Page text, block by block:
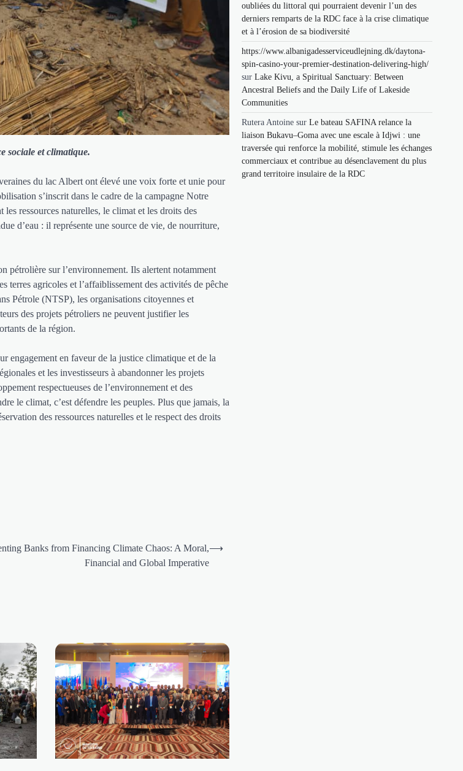
sociale et climatique.
du lac Albert ont élevé une voix forte et unie pour
s’inscrit dans le cadre de la campagne Notre
ressources naturelles, le climat et les droits des
d’eau : il représente une source de vie, de nourriture,
pétrolière sur l’environnement. Ils alertent notamment
terres agricoles et l’affaiblissement des activités de pêche
Pétrole (NTSP), les organisations citoyennes et
des projets pétroliers ne peuvent justifier les
de la région.
engagement en faveur de la justice climatique et de la
et les investisseurs à abandonner les projets
respectueuses de l’environnement et des
le climat, c’est défendre les peuples. Plus que jamais, la
des ressources naturelles et le respect des droits
Banks from Financing Climate Chaos: A Moral,
Financial and Global Imperative
⟶
oubliées du littoral qui pourraient devenir l’un des
derniers remparts de la RDC face à la crise climatique
et à l’érosion de sa biodiversité
https://www.albanigadesserviceudlejning.dk/daytona-
spin-casino-your-premier-destination-delivering-high/
sur Lake Kivu, a Spiritual Sanctuary: Between
Ancestral Beliefs and the Daily Life of Lakeside
Communities
Rutera Antoine sur Le bateau SAFINA relance la
liaison Bukavu–Goma avec une escale à Idjwi : une
traversée qui renforce la mobilité, stimule les échanges
commerciaux et contribue au désenclavement du plus
grand territoire insulaire de la RDC